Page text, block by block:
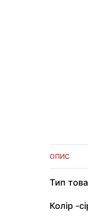
ОПИС
Тип
Колір -